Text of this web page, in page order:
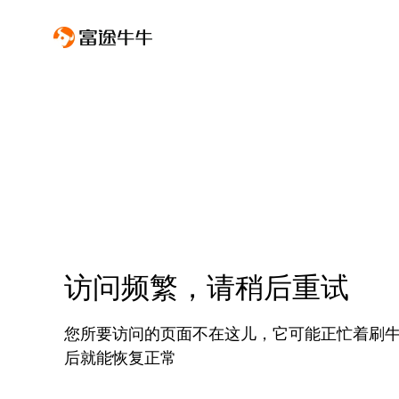
访问频繁，请稍后重试
您所要访问的页面不在这儿，它可能正忙着刷
后就能恢复正常